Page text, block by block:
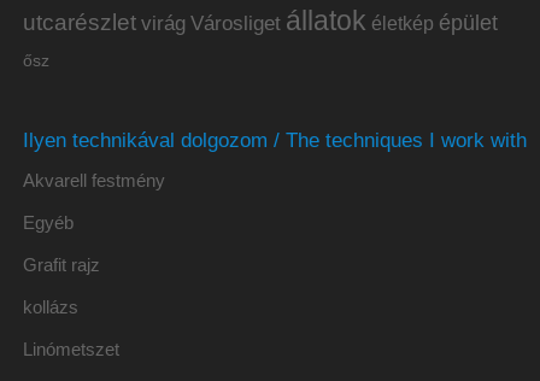
utcarészlet virág Városliget állatok életkép épület
ősz
Ilyen technikával dolgozom / The techniques I work with
Akvarell festmény
Egyéb
Grafit rajz
kollázs
Linómetszet